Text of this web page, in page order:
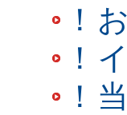
！
！
！